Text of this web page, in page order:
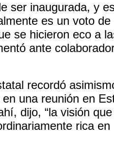
ser inaugurada, y
es un voto
se hicieron eco a
ante
recordó
una reunión en
dijo, “la visión
rica en